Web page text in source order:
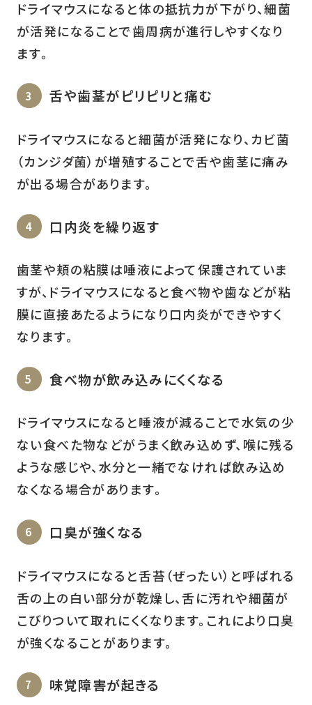
ドライマウスになると体の抵抗力が下がり、細菌
が活発になることで歯周病が進行しやすくなり
ます。
舌や歯茎がピリピリと痛む
ドライマウスになると細菌が活発になり、カビ菌
（カンジダ菌）が増殖することで舌や歯茎に痛み
が出る場合があります。
口内炎を繰り返す
歯茎や頬の粘膜は唾液によって保護されていま
すが、ドライマウスになると食べ物や歯などが粘
膜に直接あたるようになり口内炎ができやすく
なります。
食べ物が飲み込みにくくなる
ドライマウスになると唾液が減ることで水気の少
ない食べた物などがうまく飲み込めず、喉に残る
ような感じや、水分と一緒でなければ飲み込め
なくなる場合があります。
口臭が強くなる
ドライマウスになると舌苔（ぜったい）と呼ばれる
舌の上の白い部分が乾燥し、舌に汚れや細菌が
こびりついて取れにくくなります。これにより口臭
が強くなることがあります。
味覚障害が起きる